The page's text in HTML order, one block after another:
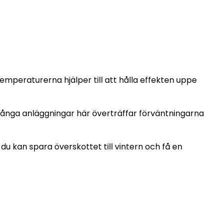
hjälper till att hålla effekten uppe
anläggningar här överträffar förväntningarna
kan spara överskottet till vintern och få en